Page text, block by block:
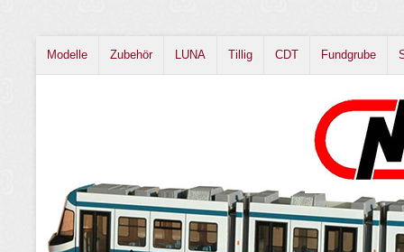
Modelle Zubehör LUNA Tillig CDT Fundgrube